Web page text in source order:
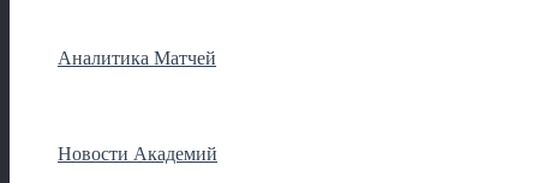
Аналитика Матчей
Новости Академий